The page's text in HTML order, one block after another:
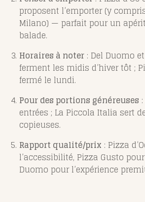
proposent l’emporter (y
Milano) — parfait pour un
balade.
Horaires à noter : Del Duomo
ferment les midis d’hiver tôt ;
fermé le lundi.
Pour des portions généreuses
entrées ; La Piccola Italia sert
copieuses.
Rapport qualité/prix : Pizza
l’accessibilité, Pizza Gusto
Duomo pour l’expérience